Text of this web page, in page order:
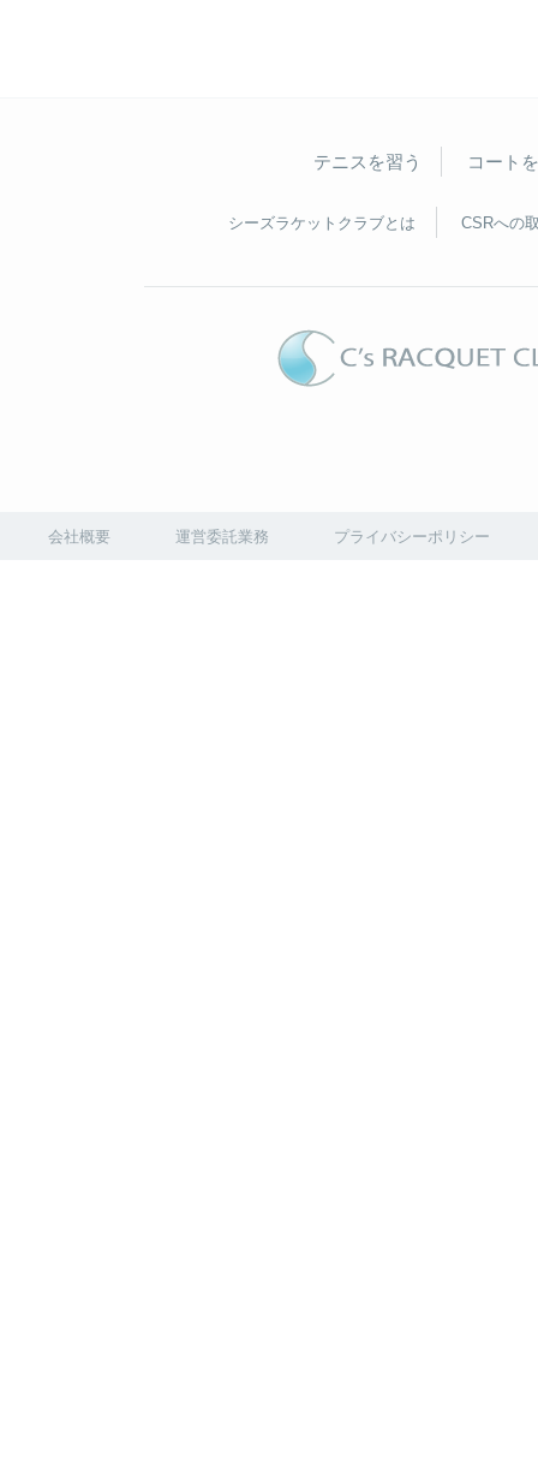
テニスを習う コート
シーズラケットクラブとは CSRへの
会社概要 運営委託業務 プライバシーポリシー